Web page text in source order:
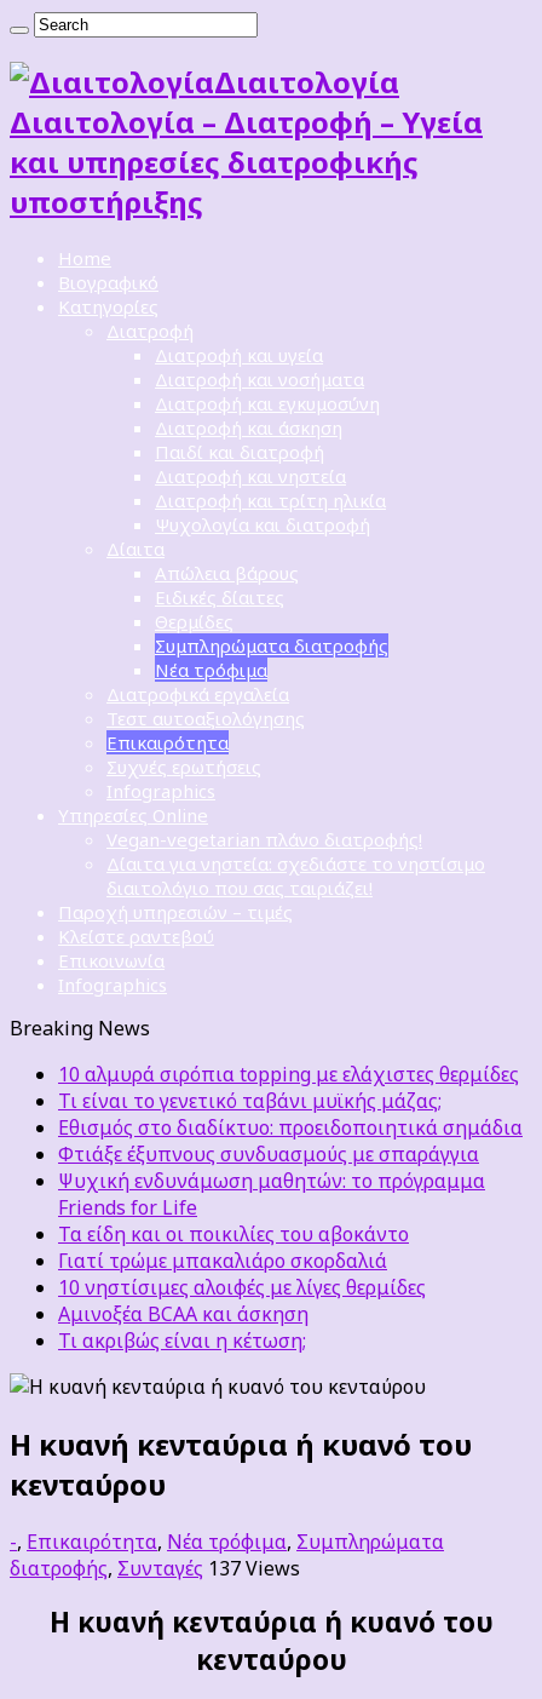
Διαιτoλογία
Διαιτολογία – Διατροφή – Υγεία
και υπηρεσίες διατροφικής
υποστήριξης
Home
Βιογραφικό
Κατηγορίες
Διατροφή
Διατροφή και υγεία
Διατροφή και νοσήματα
Διατροφή και εγκυμοσύνη
Διατροφή και άσκηση
Παιδί και διατροφή
Διατροφή και νηστεία
Διατροφή και τρίτη ηλικία
Ψυχολογία και διατροφή
Δίαιτα
Απώλεια βάρους
Ειδικές δίαιτες
Θερμίδες
Συμπληρώματα διατροφής
Νέα τρόφιμα
Διατροφικά εργαλεία
Τεστ αυτοαξιολόγησης
Επικαιρότητα
Συχνές ερωτήσεις
Infographics
Υπηρεσίες Online
Vegan-vegetarian πλάνο διατροφής!
Δίαιτα για νηστεία: σχεδιάστε το νηστίσιμο
διαιτολόγιο που σας ταιριάζει!
Παροχή υπηρεσιών – τιμές
Κλείστε ραντεβού
Επικοινωνία
Infographics
Breaking News
10 αλμυρά σιρόπια topping με ελάχιστες θερμίδες
Τι είναι το γενετικό ταβάνι μυϊκής μάζας;
Εθισμός στο διαδίκτυο: προειδοποιητικά σημάδια
Φτιάξε έξυπνους συνδυασμούς με σπαράγγια
Ψυχική ενδυνάμωση μαθητών: το πρόγραμμα
Friends for Life
Τα είδη και οι ποικιλίες του αβοκάντο
Γιατί τρώμε μπακαλιάρο σκορδαλιά
10 νηστίσιμες αλοιφές με λίγες θερμίδες
Αμινοξέα BCAA και άσκηση
Τι ακριβώς είναι η κέτωση;
Η κυανή κενταύρια ή κυανό του
κενταύρου
-, Επικαιρότητα, Νέα τρόφιμα, Συμπληρώματα
διατροφής, Συνταγές 137 Views
Η κυανή κενταύρια ή κυανό του
κενταύρου